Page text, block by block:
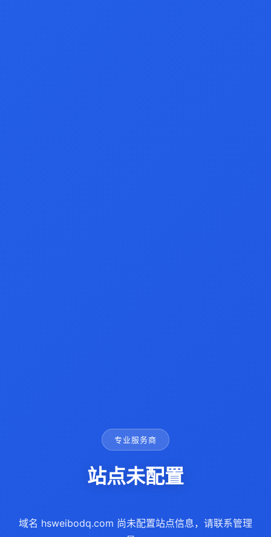
专业服务商
站点未配置
域名 hsweibodq.com 尚未配置站点信息，请联系管理